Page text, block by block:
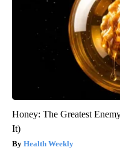
Honey: The Greatest
It)
Health Weekly